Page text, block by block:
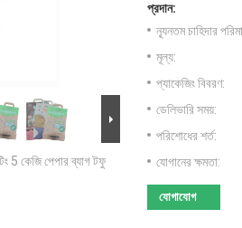
5 কেজি পেপার ব্যাগ টফু
প্রদান:
ন্যূনতম চাহিদার
মূল্য:
প্যাকেজিং বিবরণ:
ডেলিভারি সময়:
পরিশোধের শর্ত:
যোগানের ক্ষমতা:
যোগাযোগ